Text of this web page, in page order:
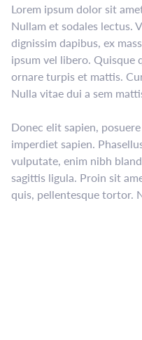
Lorem ipsum dolor sit
Nullam et sodales lectus.
dignissim dapibus, ex
ipsum vel libero.
ornare turpis et mattis.
Nulla vitae dui a sem
Donec elit sapien,
imperdiet sapien.
vulputate, enim nibh
sagittis ligula. Proin sit
quis, pellentesque tortor.